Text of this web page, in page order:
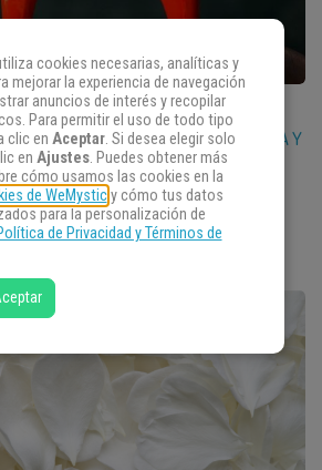
AMULETO PARA VITALIDAD, SABIDURÍA Y
o Dalahäst (en sueco), es un curioso
cookies necesarias, analíticas y
mejorar la experiencia de navegación
anuncios de interés y recopilar
Para permitir el uso de todo tipo
clic en Aceptar. Si desea elegir solo
en Ajustes. Puedes obtener más
cómo usamos las cookies en la
de WeMysticy cómo tus datos
para la personalización de
de Privacidad y Términos de